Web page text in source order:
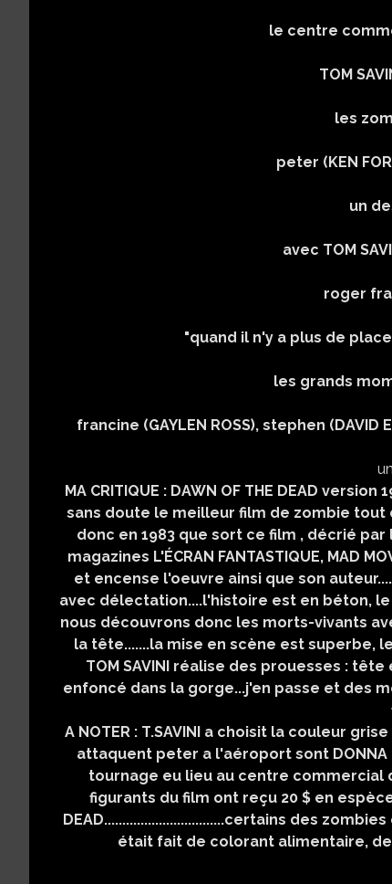
le centre
TOM
les
peter (KEN
un
avec TOM
roger
"quand il n'y a plus de
les grands
francine (GAYLEN ROSS), stephen
MA CRITIQUE : DAWN OF THE DEAD
sans doute le meilleur film de zombie tout
donc en 1983 que sort ce film , décrié
magazines L'ÉCRAN FANTASTIQUE, MAD
et encense l'oeuvre ainsi que son
avec délectation....l'histoire est en béton,
nous découvrons donc les morts-vivants
la tête.......la mise en scène est superbe,
TOM SAVINI réalise des prouesses :
enfoncé dans la gorge...j'en passe et des
A NOTER : T.SAVINI a choisit la couleur
attaquent peter a l'aéroport sont DONNA et
tournage eu lieu au centre commercial
figurants du film ont reçu 20 $ en
DEAD.................................certains des
était fait de colorant alimentaire,